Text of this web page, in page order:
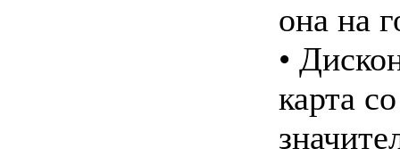
она на
•
карта со